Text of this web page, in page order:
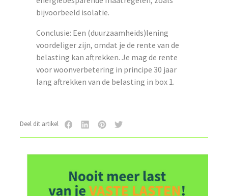
bijvoorbeeld isolatie.
Conclusie: Een (duurzaamheids)lening
voordeliger zijn, omdat je de rente van de
belasting kan aftrekken. Je mag de rente
voor woonverbetering in principe 30 jaar
lang aftrekken van de belasting in box 1.
Deel dit artikel